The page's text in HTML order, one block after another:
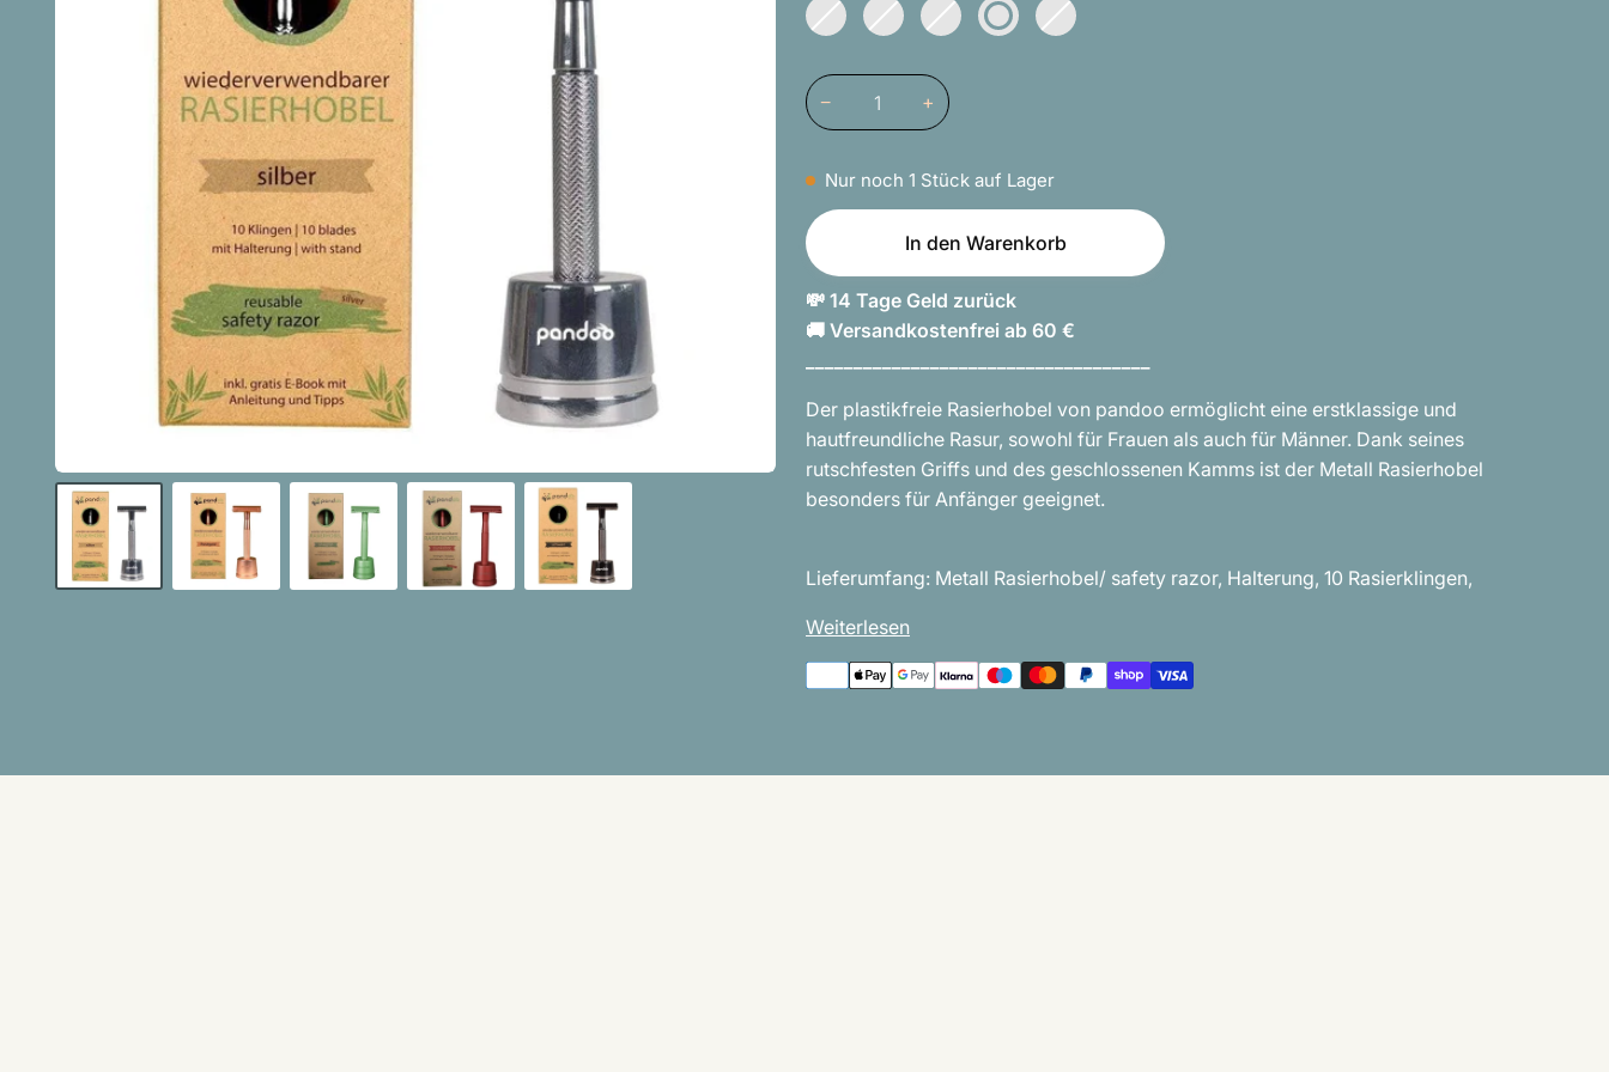
ausverkauft
oder
ausverkauft
oder
ausverkauft
oder
Rot
ausverkauft
oder
ausverkauft
oder
− +
Nur noch 1 Stück auf Lager
In den Warenkorb
💸 14 Tage Geld zurück
🚚 Versandkostenfrei ab 60 €
Der plastikfreie Rasierhobel von pandoo ermöglicht eine erstklassige und
hautfreundliche Rasur, sowohl für Frauen als auch für Männer. Dank seines
rutschfesten Griffs und des geschlossenen Kamms ist der Metall Rasierhobel
besonders für Anfänger geeignet.
Lieferumfang: Metall Rasierhobel/ safety razor, Halterung, 10 Rasierklingen,
Weiterlesen